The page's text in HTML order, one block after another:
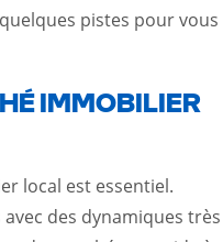
pistes pour vous
IMMOBILIER
local est essentiel.
des dynamiques très